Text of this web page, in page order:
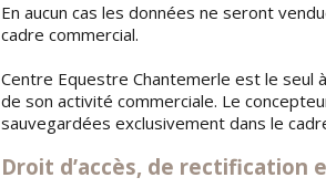
En aucun cas les données ne seront
cadre commercial.
Centre Equestre Chantemerle est le seul
de son activité commerciale. Le
sauvegardées exclusivement dans le
Droit d’accès, de rectification